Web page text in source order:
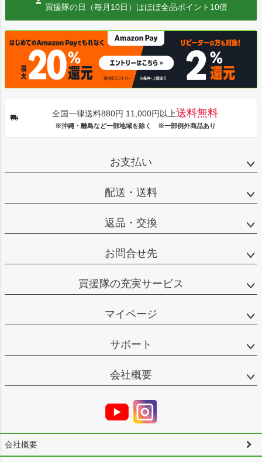
買援隊の日（毎月10日）はほぼ全品ポイント10倍
全国一律送料880円 11,000円以上送料無料
※沖縄・離島など一部地域を除く ※一部例外商品あり
お支払い
配送・送料
返品・交換
お問合せ先
買援隊の充実サービス
マイページ
サポート
会社概要
会社概要